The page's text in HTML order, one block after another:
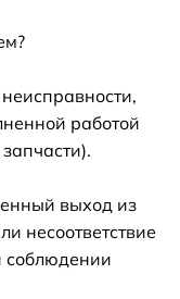
работой
выход из
несоответствие
соблюдении